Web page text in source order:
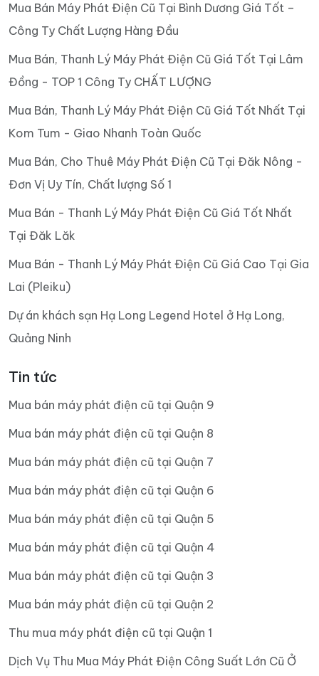
Mua Bán Máy Phát Điện Cũ Tại Bình Dương Giá Tốt –
Công Ty Chất Lượng Hàng Đầu
Mua Bán, Thanh Lý Máy Phát Điện Cũ Giá Tốt Tại Lâm
Đồng - TOP 1 Công Ty CHẤT LƯỢNG
Mua Bán, Thanh Lý Máy Phát Điện Cũ Giá Tốt Nhất Tại
Kom Tum - Giao Nhanh Toàn Quốc
Mua Bán, Cho Thuê Máy Phát Điện Cũ Tại Đăk Nông -
Đơn Vị Uy Tín, Chất lượng Số 1
Mua Bán - Thanh Lý Máy Phát Điện Cũ Giá Tốt Nhất
Tại Đăk Lăk
Mua Bán - Thanh Lý Máy Phát Điện Cũ Giá Cao Tại Gia
Lai (Pleiku)
Dự án khách sạn Hạ Long Legend Hotel ở Hạ Long,
Quảng Ninh
Tin tức
Mua bán máy phát điện cũ tại Quận 9
Mua bán máy phát điện cũ tại Quận 8
Mua bán máy phát điện cũ tại Quận 7
Mua bán máy phát điện cũ tại Quận 6
Mua bán máy phát điện cũ tại Quận 5
Mua bán máy phát điện cũ tại Quận 4
Mua bán máy phát điện cũ tại Quận 3
Mua bán máy phát điện cũ tại Quận 2
Thu mua máy phát điện cũ tại Quận 1
Dịch Vụ Thu Mua Máy Phát Điện Công Suất Lớn Cũ Ở